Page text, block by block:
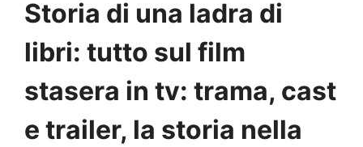
Storia di una ladra di
libri: tutto sul film
stasera in tv: trama, cast
e trailer, la storia nella